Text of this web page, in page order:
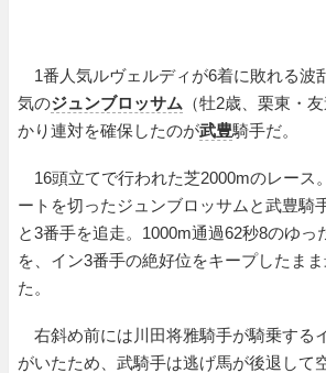
1番人気ルヴェルディが6着に敗れる波
気のジュンブロッサム （牡2歳、栗東・
かり連対を確保したのが武豊騎手だ。
16頭立てで行われた芝2000mのレース
ートを切ったジュンブロッサムと武豊騎
と3番手を追走。1000m通過62秒8のゆっ
を、イン3番手の絶好位をキープしたま
た。
右斜め前には川田将雅騎手が騎乗する
がいたため、武騎手は逃げ馬が後退して